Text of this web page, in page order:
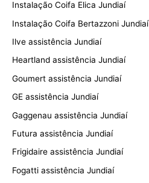
Instalação Coifa Elica Jundiaí
Instalação Coifa Bertazzoni Jundiaí
Ilve assistência Jundiaí
Heartland assistência Jundiaí
Goumert assistência Jundiaí
GE assistência Jundiaí
Gaggenau assistência Jundiaí
Futura assistência Jundiaí
Frigidaire assistência Jundiaí
Fogatti assistência Jundiaí